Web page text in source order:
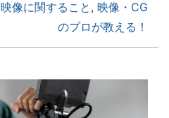
映像に関すること , 映像・CG
のプロが教える！